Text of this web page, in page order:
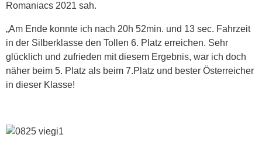
Romaniacs 2021 sah.
„Am Ende konnte ich nach 20h 52min. und 13 sec. Fahrzeit
in der Silberklasse den Tollen 6. Platz erreichen. Sehr
glücklich und zufrieden mit diesem Ergebnis, war ich doch
näher beim 5. Platz als beim 7.Platz und bester Österreicher
in dieser Klasse!